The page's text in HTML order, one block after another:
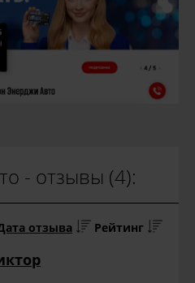
- отзывы (4):
отзыва Рейтинг